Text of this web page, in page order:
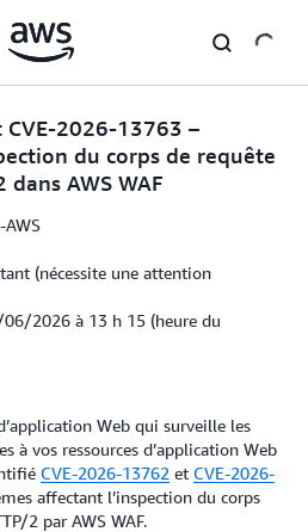
2026-13763 –
du corps de requête
AWS WAF
(nécessite une attention
2026 à 13 h 15 (heure du
Web qui surveille les
à vos ressources d’application Web
CVE-2026-13762 et CVE-2026-
affectant l’inspection du corps
2 par AWS WAF.